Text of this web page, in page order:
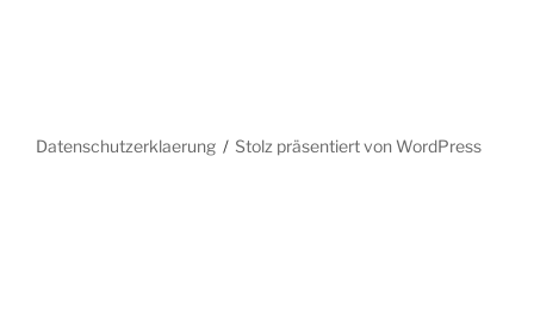
Datenschutzerklaerung Stolz präsentiert von WordPress